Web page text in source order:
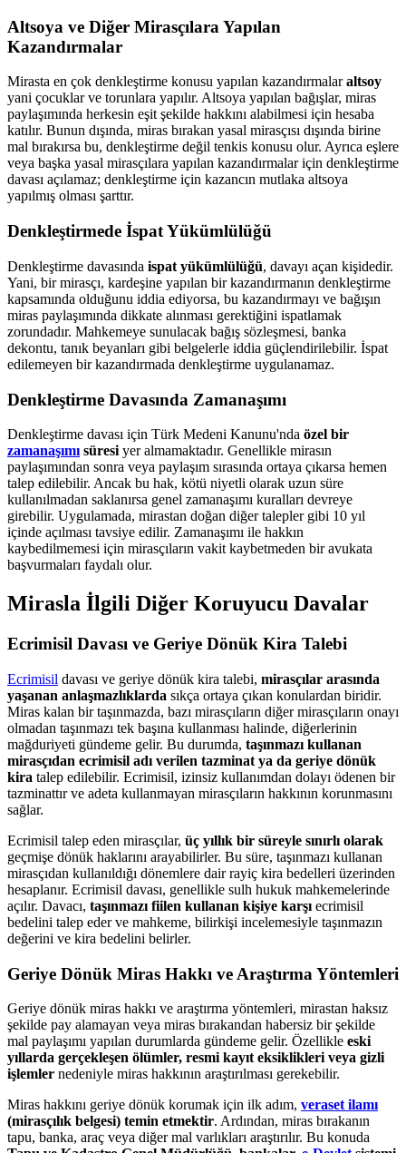
Altsoya ve Diğer Mirasçılara Yapılan
Kazandırmalar
Mirasta en çok denkleştirme konusu yapılan kazandırmalaraltsoy
yani çocuklar ve torunlara yapılır. Altsoya yapılan bağışlar, miras
paylaşımında herkesin eşit şekilde hakkını alabilmesi için hesaba
katılır. Bunun dışında, miras bırakan yasal mirasçısı dışında birine
mal bırakırsa bu, denkleştirme değil tenkis konusu olur. Ayrıca eşlere
veya başka yasal mirasçılara yapılan kazandırmalar için denkleştirme
davası açılamaz; denkleştirme için kazancın mutlaka altsoya
yapılmış olması şarttır.
Denkleştirmede İspat Yükümlülüğü
Denkleştirme davasında ispat yükümlülüğü, davayı açan kişidedir.
Yani, bir mirasçı, kardeşine yapılan bir kazandırmanın denkleştirme
kapsamında olduğunu iddia ediyorsa, bu kazandırmayı ve bağışın
miras paylaşımında dikkate alınması gerektiğini ispatlamak
zorundadır. Mahkemeye sunulacak bağış sözleşmesi, banka
dekontu, tanık beyanları gibi belgelerle iddia güçlendirilebilir. İspat
edilemeyen bir kazandırmada denkleştirme uygulanamaz.
Denkleştirme Davasında Zamanaşımı
Denkleştirme davası için Türk Medeni Kanunu'nda özel bir
zamanaşımı süresi yer almamaktadır. Genellikle mirasın
paylaşımından sonra veya paylaşım sırasında ortaya çıkarsa hemen
talep edilebilir. Ancak bu hak, kötü niyetli olarak uzun süre
kullanılmadan saklanırsa genel zamanaşımı kuralları devreye
girebilir. Uygulamada, mirastan doğan diğer talepler gibi 10 yıl
içinde açılması tavsiye edilir. Zamanaşımı ile hakkın
kaybedilmemesi için mirasçıların vakit kaybetmeden bir avukata
başvurmaları faydalı olur.
Mirasla İlgili Diğer Koruyucu Davalar
Ecrimisil Davası ve Geriye Dönük Kira Talebi
Ecrimisil davası ve geriye dönük kira talebi, mirasçılar arasında
yaşanan anlaşmazlıklarda sıkça ortaya çıkan konulardan biridir.
Miras kalan bir taşınmazda, bazı mirasçıların diğer mirasçıların onayı
olmadan taşınmazı tek başına kullanması halinde, diğerlerinin
mağduriyeti gündeme gelir. Bu durumda, taşınmazı kullanan
mirasçıdan ecrimisil adı verilen tazminat ya da geriye dönük
kira talep edilebilir. Ecrimisil, izinsiz kullanımdan dolayı ödenen bir
tazminattır ve adeta kullanmayan mirasçıların hakkının korunmasını
sağlar.
Ecrimisil talep eden mirasçılar, üç yıllık bir süreyle sınırlı olarak
geçmişe dönük haklarını arayabilirler. Bu süre, taşınmazı kullanan
mirasçıdan kullanıldığı dönemlere dair rayiç kira bedelleri üzerinden
hesaplanır. Ecrimisil davası, genellikle sulh hukuk mahkemelerinde
açılır. Davacı, taşınmazı fiilen kullanan kişiye karşı ecrimisil
bedelini talep eder ve mahkeme, bilirkişi incelemesiyle taşınmazın
değerini ve kira bedelini belirler.
Geriye Dönük Miras Hakkı ve Araştırma Yöntemleri
Geriye dönük miras hakkı ve araştırma yöntemleri, mirastan haksız
şekilde pay alamayan veya miras bırakandan habersiz bir şekilde
mal paylaşımı yapılan durumlarda gündeme gelir. Özellikle eski
yıllarda gerçekleşen ölümler, resmi kayıt eksiklikleri veya gizli
işlemler nedeniyle miras hakkının araştırılması gerekebilir.
Miras hakkını geriye dönük korumak için ilk adım, veraset ilamı
(mirasçılık belgesi) temin etmektir. Ardından, miras bırakanın
tapu, banka, araç veya diğer mal varlıkları araştırılır. Bu konuda